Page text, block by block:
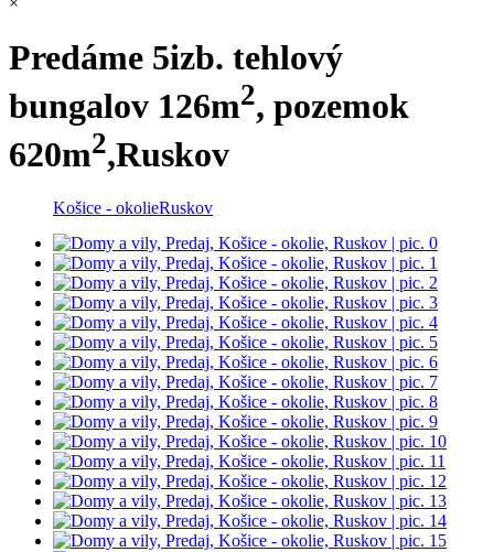
Predáme 5izb. tehlový
bungalov 126m2, pozemok
620m2,Ruskov
Košice - okolieRuskov